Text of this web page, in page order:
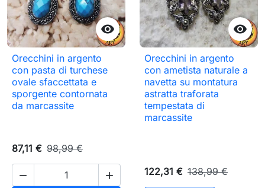

Orecchini in argento
con pasta di turchese
ovale sfaccettata e
sporgente contornata
da marcassite
87,11 € 98,99 €
 

Orecchini in argento
con ametista naturale a
navetta su montatura
astratta traforata
tempestata di
marcassite
122,31 € 138,99 €